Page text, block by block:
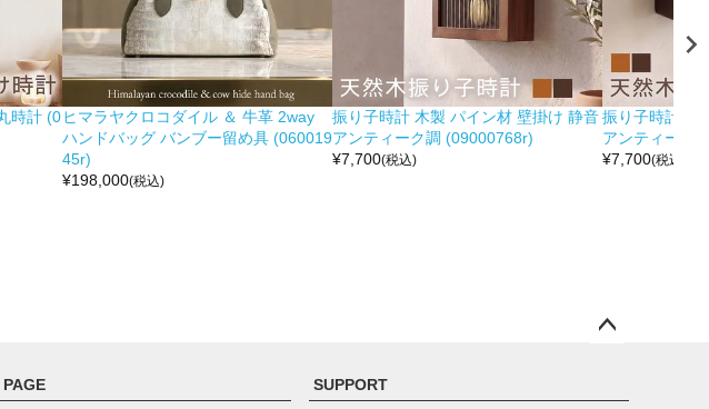
時計 (0ヒマラヤクロコダイル ＆ 牛革 2way
ハンドバッグ バンブー留め具 (060019
45r)
¥198,000(税込)
振り子時計 木製 パイン材 壁掛け 静音
アンティーク調 (09000768r)
¥7,700(税込)
振り子時計 木
アンティーク
¥7,700(税込)
ップ
PAGE
SUPPORT